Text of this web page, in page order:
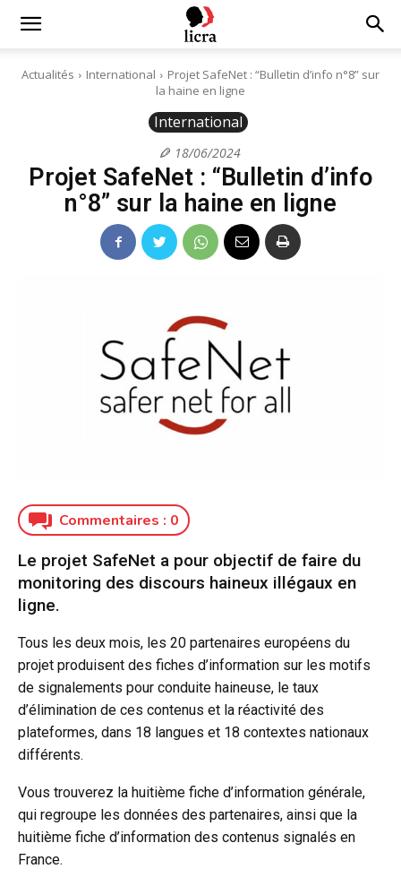
Licra
Antiraciste
Actualités International
Projet SafeNet : “Bulletin d’info n°8” sur
la haine en ligne
International
18/06/2024
Projet SafeNet : “Bulletin d’info
n°8” sur la haine en ligne
Commentaires : 0
Le projet SafeNet a pour objectif de faire du
monitoring des discours haineux illégaux en
ligne.
Tous les deux mois, les 20 partenaires européens du
projet produisent des fiches d’information sur les motifs
de signalements pour conduite haineuse, le taux
d’élimination de ces contenus et la réactivité des
plateformes, dans 18 langues et 18 contextes nationaux
différents.
Vous trouverez la huitième fiche d’information générale,
qui regroupe les données des partenaires, ainsi que la
huitième fiche d’information des contenus signalés en
France.